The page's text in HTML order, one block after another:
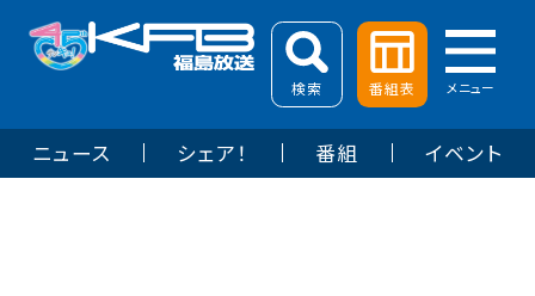
検索 番組表 メニュー
ニュース シェア！ 番組 イベント